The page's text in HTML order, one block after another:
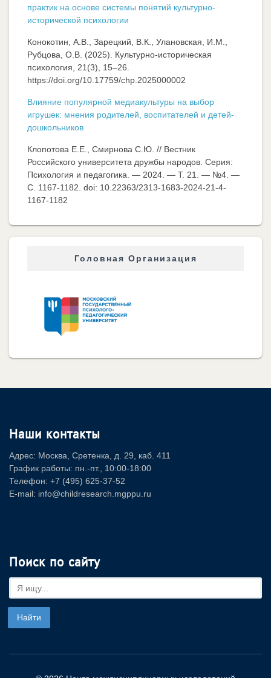
практик на основе системы понятий культурно-
исторической психологии
Конокотин, А.В., Зарецкий, В.К., Улановская, И.М.,
Рубцова, О.В. (2025). Культурно-историческая
психология, 21(3), 15–26.
https://doi.org/10.17759/chp.2025000002
Влияние популярной медиакультуры на выбор
игрушек: мнения родителей, воспитателей и детей-
дошкольников
Клопотова Е.Е., Смирнова С.Ю. // Вестник
Российского университета дружбы народов. Серия:
Психология и педагогика. — 2024. — Т. 21. — №4. —
C. 1167-1182. doi: 10.22363/2313-1683-2024-21-4-
1167-1182
Головная Организация
Наши контакты
Адрес: Москва, Сретенка, д. 29, каб. 411
График работы: пн.-пт., 10:00-18:00
Телефон: +7 (495) 625-37-52
E-mail: info@childresearch.mgppu.ru
Поиск по сайту